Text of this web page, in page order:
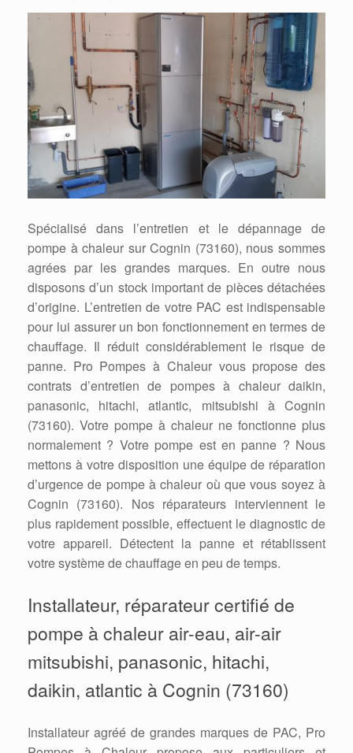
Spécialisé dans l’entretien et le dépannage de
pompe à chaleur sur Cognin (73160), nous sommes
agrées par les grandes marques. En outre nous
disposons d’un stock important de pièces détachées
d’origine. L’entretien de votre PAC est indispensable
pour lui assurer un bon fonctionnement en termes de
chauffage. Il réduit considérablement le risque de
panne. Pro Pompes à Chaleur vous propose des
contrats d’entretien de pompes à chaleur daikin,
panasonic, hitachi, atlantic, mitsubishi à Cognin
(73160). Votre pompe à chaleur ne fonctionne plus
normalement ? Votre pompe est en panne ? Nous
mettons à votre disposition une équipe de réparation
d’urgence de pompe à chaleur où que vous soyez à
Cognin (73160). Nos réparateurs interviennent le
plus rapidement possible, effectuent le diagnostic de
votre appareil. Détectent la panne et rétablissent
votre système de chauffage en peu de temps.
Installateur, réparateur certifié de
pompe à chaleur air-eau, air-air
mitsubishi, panasonic, hitachi,
daikin, atlantic à Cognin (73160)
Installateur agréé de grandes marques de PAC, Pro